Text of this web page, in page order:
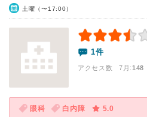
土曜（〜17:00）
1件
アクセス数 7月:148
眼科 白内障
5.0